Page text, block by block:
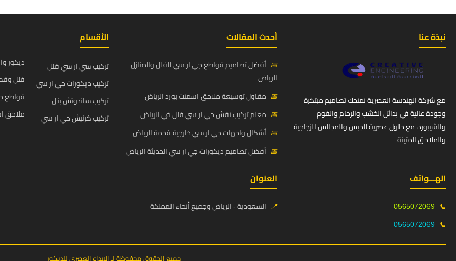
نبذة عنا
مع شركة الهندسة العصرية نمنحك تصاميم مبتكرة
وجودة عالية في بدائل الخشب والرخام والفوم
والشيبورد، مع حلول عصرية للجبس والمجالس الزجاجية
والملاحق المتينة.
أحدث المقالات
📅 أفضل تصاميم قواطع جي ار سي للفلل والمنازل
الرياض
📅 مقاول توسيعة ملاحق اسمنت بورد الرياض
📅 معلم تركيب نقش جي ار سي فلل في الرياض
📅 أشكال واجهات جي ار سي خارجية فخمة الرياض
📅 أفضل تصاميم ديكورات جي ار سي الحديثة الرياض
الأقسام
تركيب سي ار سي فلل
تركيب ديكورات جي ار سي
تركيب ساندوتش بنل
تركيب كرنيش جي ار سي
ديكور
فلل
قواطع
ملاحق
الهـــواتف
📞
0565072069
📞
0565072069
العنوان
📍 السعودية - الرياض وجميع أنحاء المملكة
جميع الحقوق محفوظة لـ الإبداع العصري للديكور